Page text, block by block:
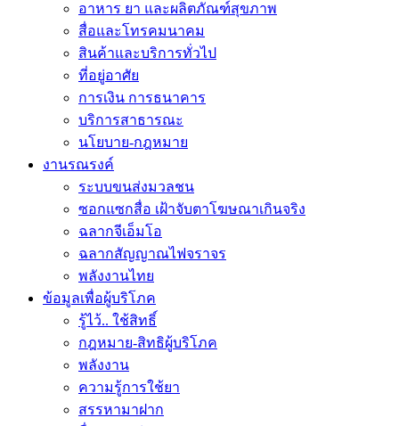
อาหาร ยา และผลิตภัณฑ์สุขภาพ
สื่อและโทรคมนาคม
สินค้าและบริการทั่วไป
ที่อยู่อาศัย
การเงิน การธนาคาร
บริการสาธารณะ
นโยบาย-กฎหมาย
งานรณรงค์
ระบบขนส่งมวลชน
ซอกแซกสื่อ เฝ้าจับตาโฆษณาเกินจริง
ฉลากจีเอ็มโอ
ฉลากสัญญาณไฟจราจร
พลังงานไทย
ข้อมูลเพื่อผู้บริโภค
รู้ไว้.. ใช้สิทธิ์
กฎหมาย-สิทธิผู้บริโภค
พลังงาน
ความรู้การใช้ยา
สรรหามาฝาก